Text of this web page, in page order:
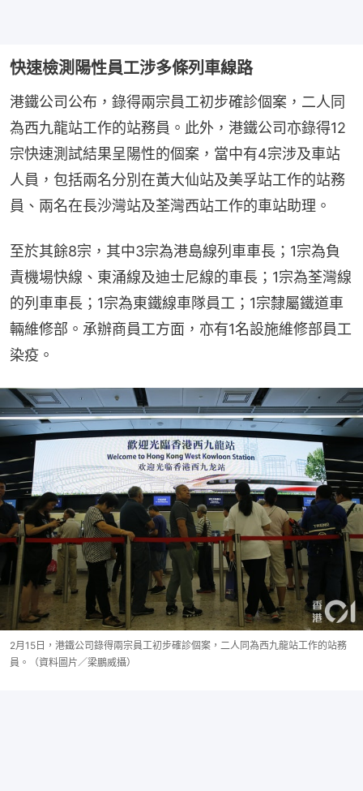
快速檢測陽性員工涉多條列車線路
港鐵公司公布，錄得兩宗員工初步確診個案，二人同
為西九龍站工作的站務員。此外，港鐵公司亦錄得12
宗快速測試結果呈陽性的個案，當中有4宗涉及車站
人員，包括兩名分別在黃大仙站及美孚站工作的站務
員、兩名在長沙灣站及荃灣西站工作的車站助理。
至於其餘8宗，其中3宗為港島線列車車長；1宗為負
責機場快線、東涌線及迪士尼線的車長；1宗為荃灣線
的列車車長；1宗為東鐵線車隊員工；1宗隸屬鐵道車
輛維修部。承辦商員工方面，亦有1名設施維修部員工
染疫。
2月15日，港鐵公司錄得兩宗員工初步確診個案，二人同為西九龍站工作的站務
員。（資料圖片／梁鵬威攝）